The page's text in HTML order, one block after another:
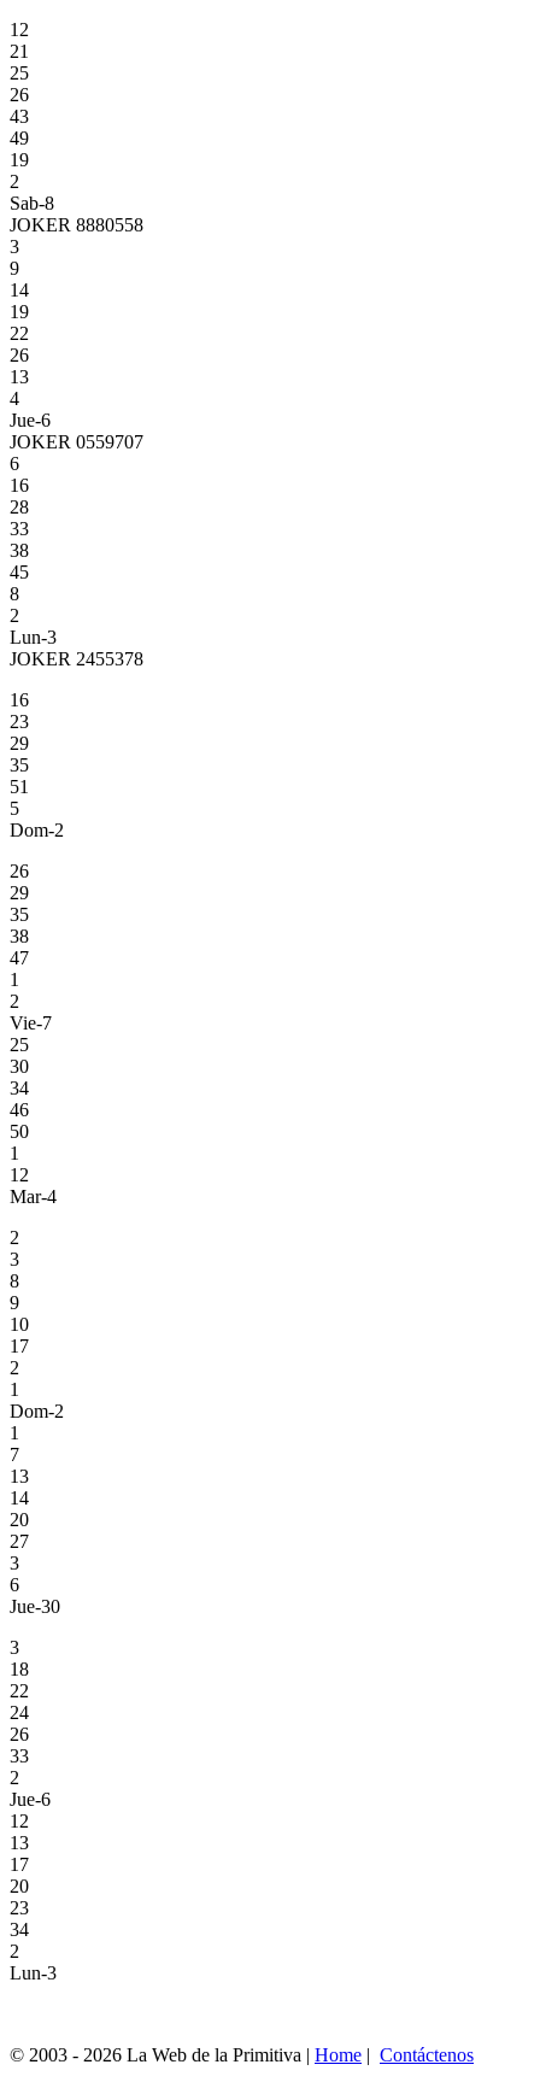
12
21
25
26
43
49
19
2
Sab-8
JOKER 8880558
3
9
14
19
22
26
13
4
Jue-6
JOKER 0559707
6
16
28
33
38
45
8
2
Lun-3
JOKER 2455378
16
23
29
35
51
5
Dom-2
26
29
35
38
47
1
2
Vie-7
25
30
34
46
50
1
12
Mar-4
2
3
8
9
10
17
2
1
Dom-2
1
7
13
14
20
27
3
6
Jue-30
3
18
22
24
26
33
2
Jue-6
12
13
17
20
23
34
2
Lun-3
© 2003 - 2026 La Web de la Primitiva | Home | Contáctenos